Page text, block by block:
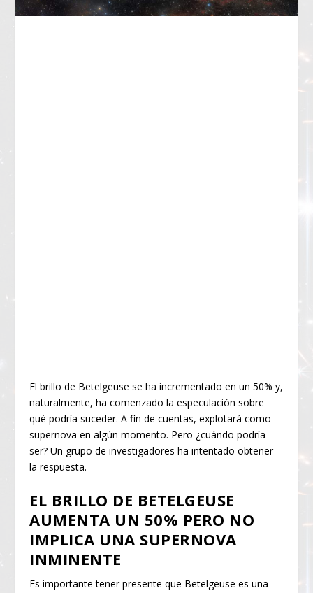
El brillo de Betelgeuse se ha incrementado en un 50% y,
naturalmente, ha comenzado la especulación sobre
qué podría suceder. A fin de cuentas, explotará como
supernova en algún momento. Pero ¿cuándo podría
ser? Un grupo de investigadores ha intentado obtener
la respuesta.
EL BRILLO DE BETELGEUSE
AUMENTA UN 50% PERO NO
IMPLICA UNA SUPERNOVA
INMINENTE
Es importante tener presente que Betelgeuse es una